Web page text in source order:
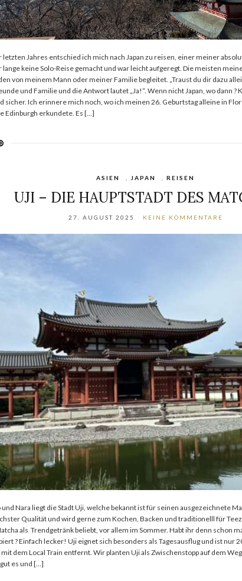
letzten Jahres entschied ich mich nach Japan zu reisen, einer meiner
lange keine Solo-Reise gemacht und war leicht aufgeregt. Die meisten
von meinem Mann oder meiner Familie begleitet. „Traust du dir dazu
und Familie und die Antwort lautet „Ja!“. Wenn nicht Japan, wo dann ?
sicher. Ich erinnere mich noch, wo ich meinen 26. Geburtstag alleine in
Edinburgh erkundete. Es […]
ASIEN JAPAN ,REISEN
UJI – DIE HAUPTSTADT DES
27. AUGUST 2025 KEINE KOMMENTARE
Nara liegt die Stadt Uji, welche bekannt ist für seinen ausgezeichnete
Qualität und wird gerne zum Kochen, Backen und traditionelll für
als Trendgetränk beliebt, vor allem im Sommer. Habt ihr denn schon
? Einfach lecker! Uji eignet sich besonders als Tagesausflug und ist nur
dem Local Train entfernt. Wir planten Uji als Zwischenstopp auf dem
es und […]